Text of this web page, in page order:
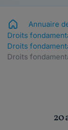
Annuaire
Droits
Droits
Droits
20